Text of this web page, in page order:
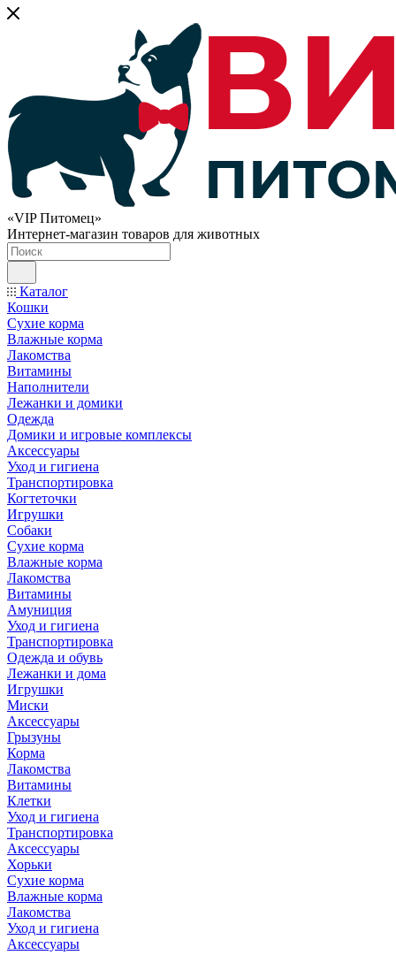
«VIP Питомец»
Интернет-магазин товаров для животных
Каталог
Кошки
Сухие корма
Влажные корма
Лакомства
Витамины
Наполнители
Лежанки и домики
Одежда
Домики и игровые комплексы
Аксессуары
Уход и гигиена
Транспортировка
Когтеточки
Игрушки
Собаки
Сухие корма
Влажные корма
Лакомства
Витамины
Амуниция
Уход и гигиена
Транспортировка
Одежда и обувь
Лежанки и дома
Игрушки
Миски
Аксессуары
Грызуны
Корма
Лакомства
Витамины
Клетки
Уход и гигиена
Транспортировка
Аксессуары
Хорьки
Сухие корма
Влажные корма
Лакомства
Уход и гигиена
Аксессуары